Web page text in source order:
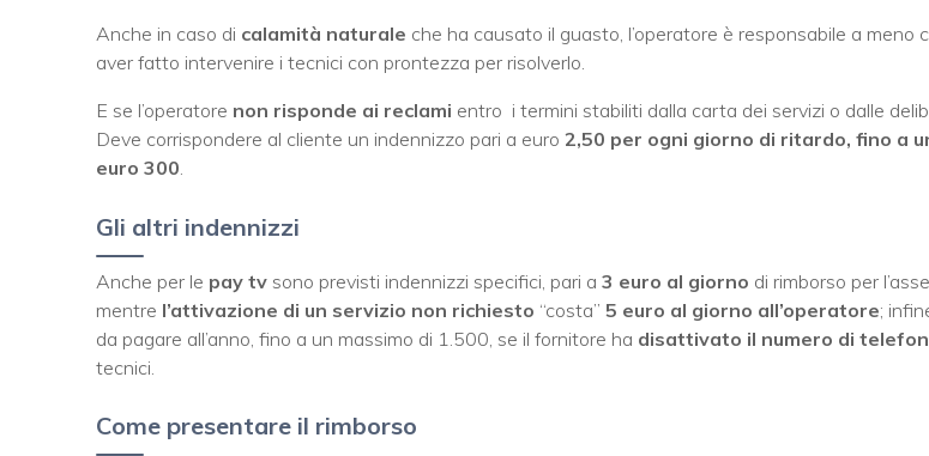
Anche in caso di calamità naturale che ha causato il guasto, l’operatore è responsabile a meno
aver fatto intervenire i tecnici con prontezza per risolverlo.
E se l’operatore non risponde ai reclami entro i termini stabiliti dalla carta dei servizi o dalle
Deve corrispondere al cliente un indennizzo pari a euro 2,50 per ogni giorno di ritardo, fino a
euro 300.
Gli altri indennizzi
Anche per le pay tv sono previsti indennizzi specifici, pari a 3 euro al giorno di rimborso per
mentre l’attivazione di un servizio non richiesto “costa” 5 euro al giorno all’operatore;
da pagare all’anno, fino a un massimo di 1.500, se il fornitore ha disattivato il numero di
tecnici.
Come presentare il rimborso